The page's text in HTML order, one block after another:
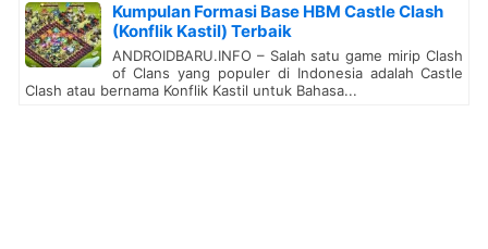
Kumpulan Formasi Base HBM Castle Clash
(Konflik Kastil) Terbaik
ANDROIDBARU.INFO – Salah satu game mirip Clash
of Clans yang populer di Indonesia adalah Castle
Clash atau bernama Konflik Kastil untuk Bahasa...